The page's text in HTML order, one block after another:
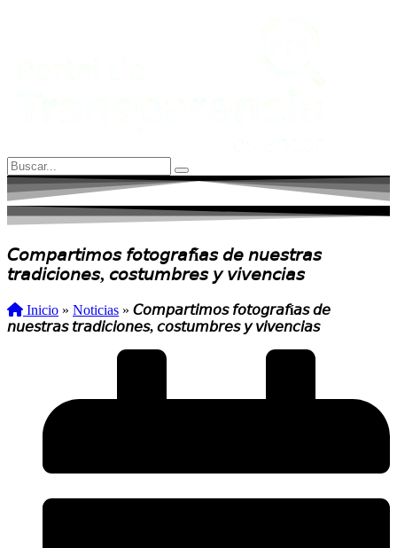
𝘊𝘰𝘮𝘱𝘢𝘳𝘵𝘪𝘮𝘰𝘴 𝘧𝘰𝘵𝘰𝘨𝘳𝘢𝘧í𝘢𝘴 𝘥𝘦 𝘯𝘶𝘦𝘴𝘵𝘳𝘢𝘴
𝘵𝘳𝘢𝘥𝘪𝘤𝘪𝘰𝘯𝘦𝘴, 𝘤𝘰𝘴𝘵𝘶𝘮𝘣𝘳𝘦𝘴 𝘺 𝘷𝘪𝘷𝘦𝘯𝘤𝘪𝘢𝘴
Inicio » Noticias » 𝘊𝘰𝘮𝘱𝘢𝘳𝘵𝘪𝘮𝘰𝘴 𝘧𝘰𝘵𝘰𝘨𝘳𝘢𝘧í𝘢𝘴 𝘥𝘦
𝘯𝘶𝘦𝘴𝘵𝘳𝘢𝘴 𝘵𝘳𝘢𝘥𝘪𝘤𝘪𝘰𝘯𝘦𝘴, 𝘤𝘰𝘴𝘵𝘶𝘮𝘣𝘳𝘦𝘴 𝘺 𝘷𝘪𝘷𝘦𝘯𝘤𝘪𝘢𝘴